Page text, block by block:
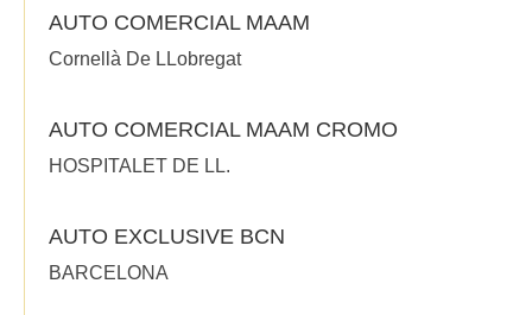
AUTO COMERCIAL MAAM
Cornellà De LLobregat
AUTO COMERCIAL MAAM CROMO
HOSPITALET DE LL.
AUTO EXCLUSIVE BCN
BARCELONA